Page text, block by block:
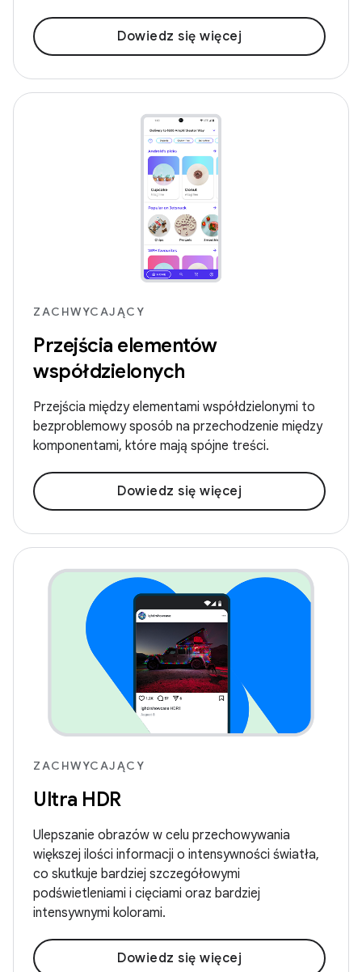
Dowiedz się więcej
ZACHWYCAJĄCY
Przejścia elementów
współdzielonych
Przejścia między elementami współdzielonymi to
bezproblemowy sposób na przechodzenie między
komponentami, które mają spójne treści.
Dowiedz się więcej
ZACHWYCAJĄCY
Ultra HDR
Ulepszanie obrazów w celu przechowywania
większej ilości informacji o intensywności światła,
co skutkuje bardziej szczegółowymi
podświetleniami i cięciami oraz bardziej
intensywnymi kolorami.
Dowiedz się więcej